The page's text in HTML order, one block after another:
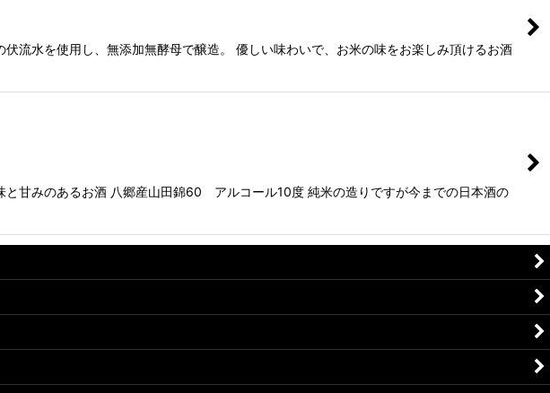
水を使用し、無添加無酵母で醸造。 優しい味わいで、お米の味をお楽しみ頂けるお酒
甘みのあるお酒 八郷産山田錦60 アルコール10度 純米の造りですが今までの日本酒の